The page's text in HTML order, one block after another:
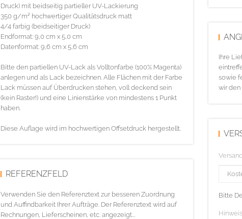
Druck) mit beidseitig partieller UV-Lackierung
350 g/m² hochwertiger Qualitätsdruck matt
4/4 farbig (beidseitiger Druck)
Endformat: 9,0 cm x 5,0 cm
Datenformat: 9,6 cm x 5,6 cm
Bitte den partiellen UV-Lack als Volltonfarbe (100% Magenta)
anlegen und als Lack bezeichnen. Alle Flächen mit der Farbe
Lack müssen auf Überdrucken stehen, voll deckend sein
(kein Raster!) und eine Linienstärke von mindestens 1 Punkt
haben.
Diese Auflage wird im hochwertigen Offsetdruck hergestellt.
REFERENZFELD
Verwenden Sie den Referenztext zur besseren Zuordnung
und Auffindbarkeit Ihrer Aufträge. Der Referenztext wird auf
Rechnungen, Lieferscheinen, etc. angezeigt...
Ihre
sowie
wir den
Bitte